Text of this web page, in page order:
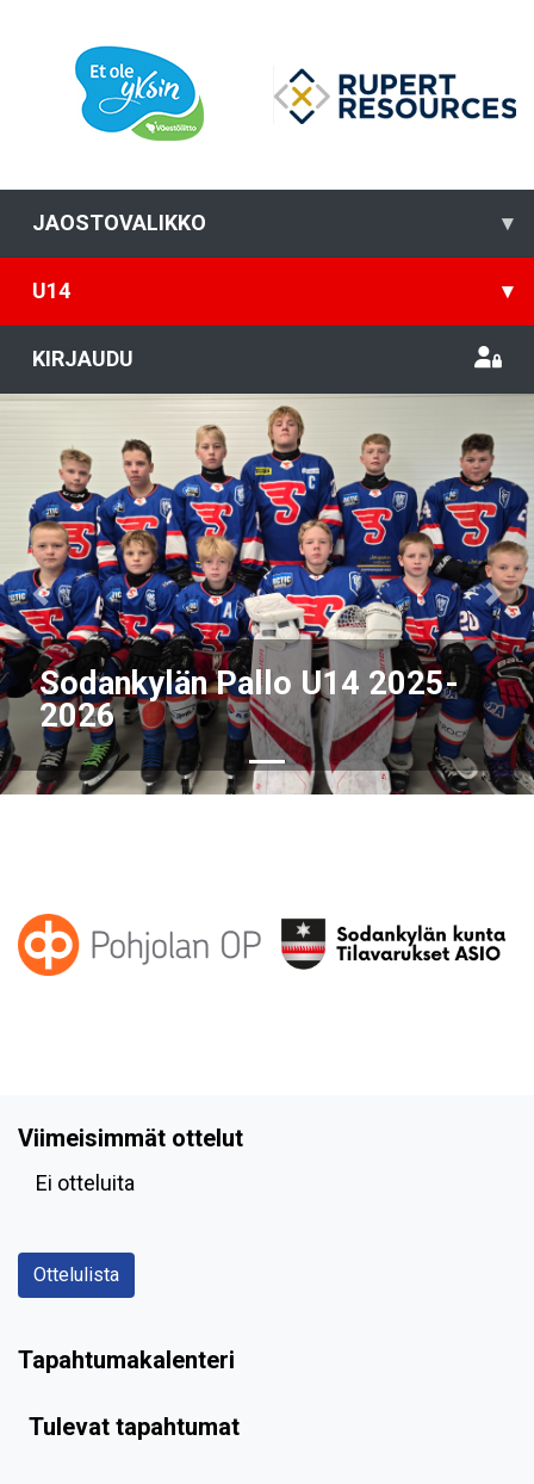
JAOSTOVALIKKO ▾
U14 ▾
KIRJAUDU
Sodankylän Pallo U14 2025-
2026
Previous
Viimeisimmät ottelut
Ei otteluita
Ottelulista
Tapahtumakalenteri
Tulevat tapahtumat